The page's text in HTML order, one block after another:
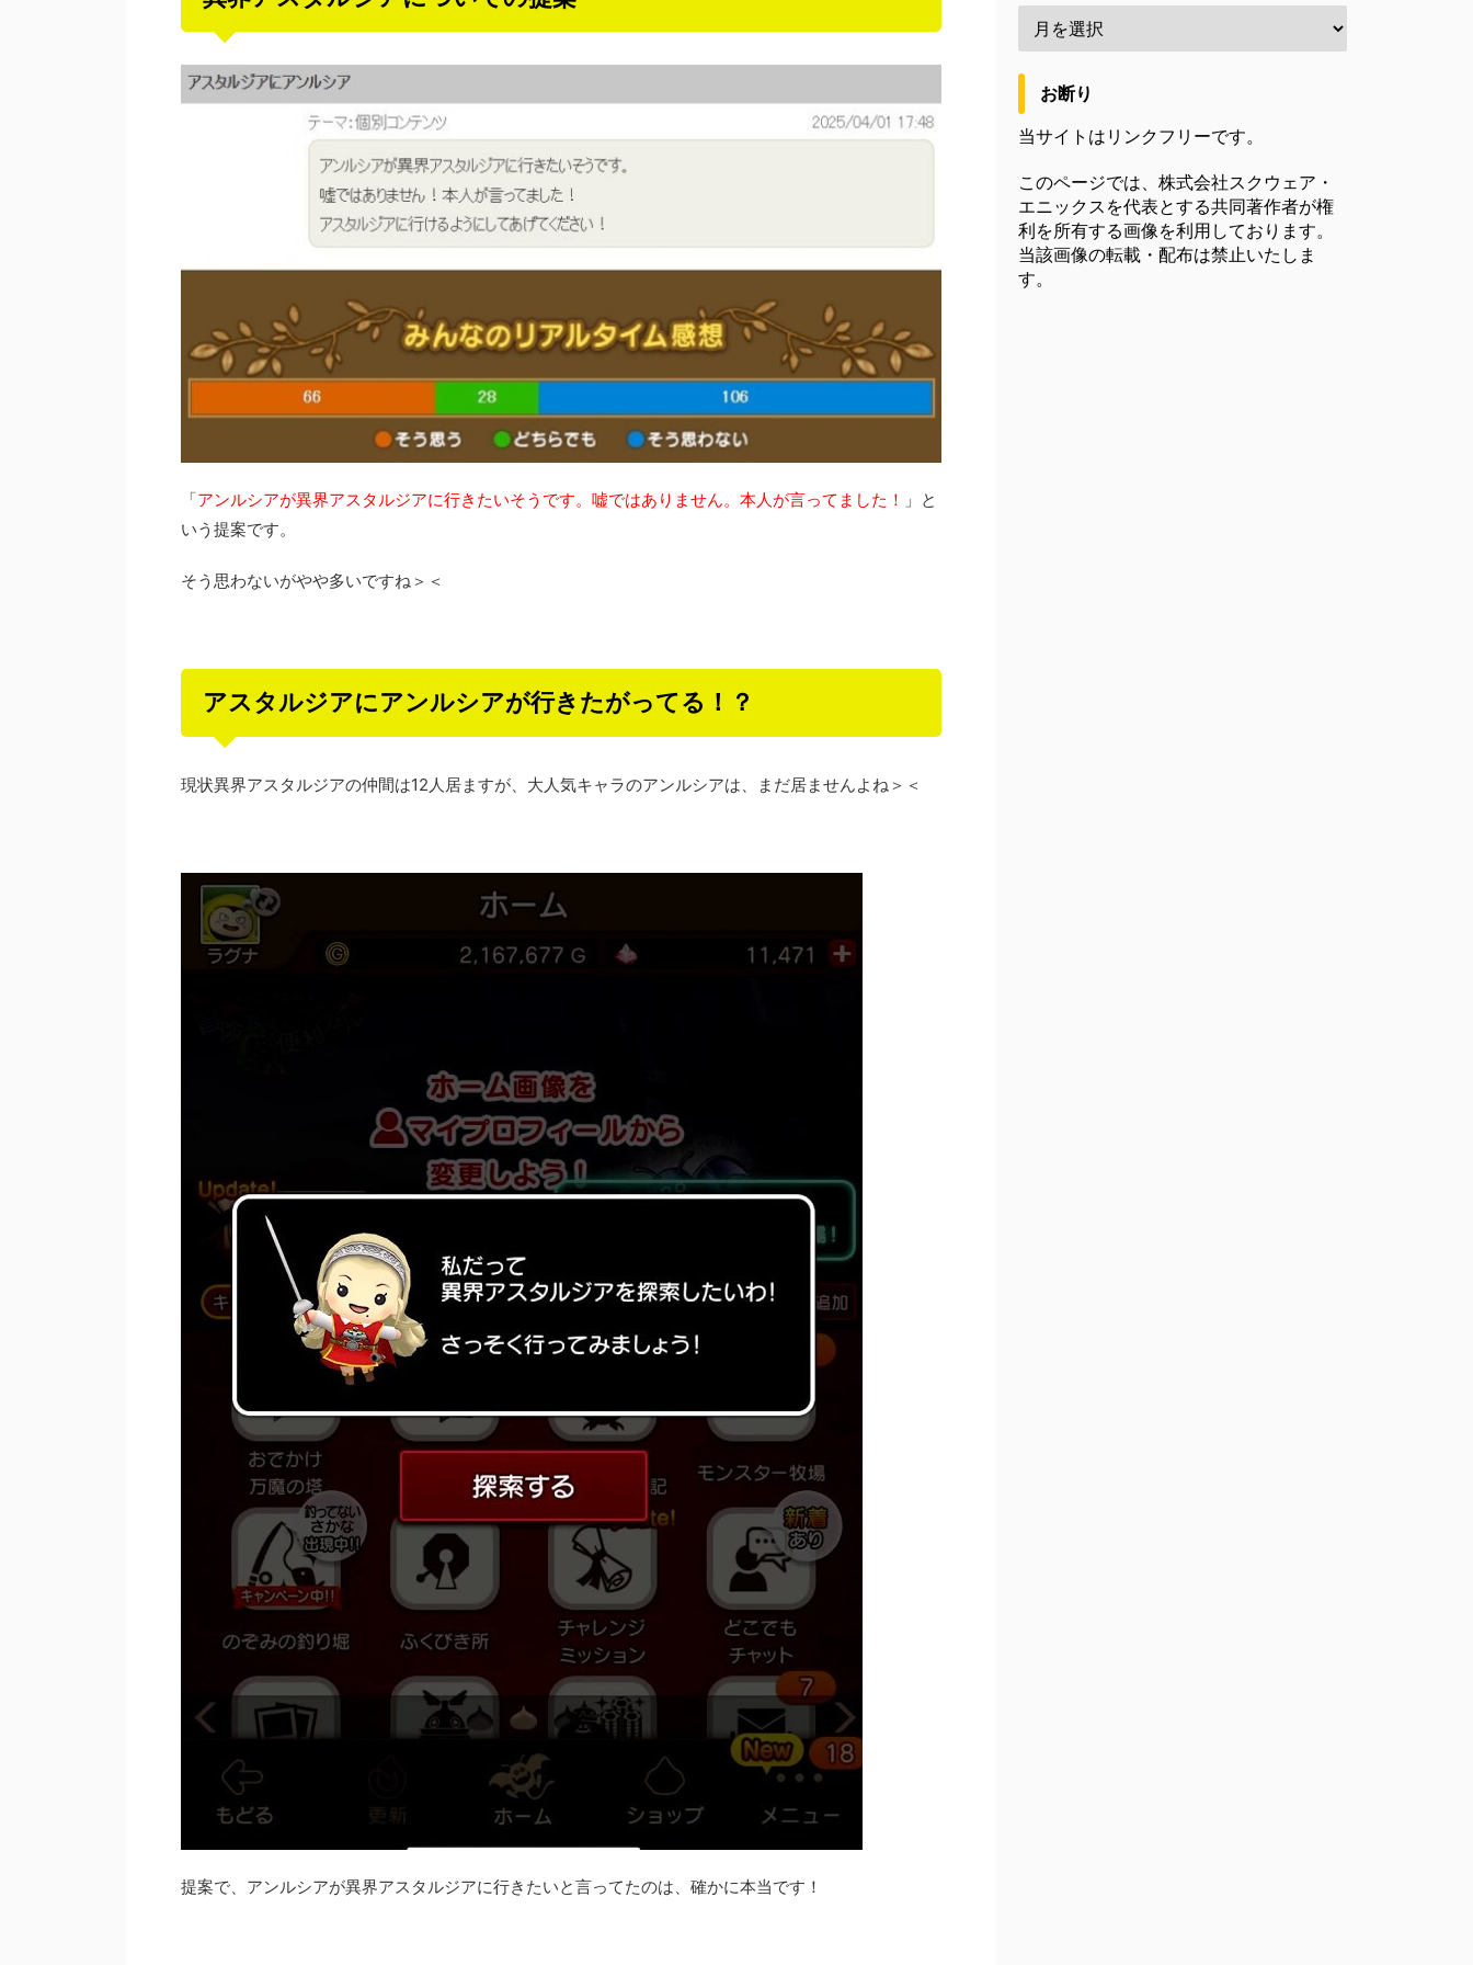
「アンルシアが異界アスタルジアに行きたいそうです。嘘ではありません。本人が言ってました！ 」と
いう提案です。
そう思わないがやや多いですね＞＜
アスタルジアにアンルシアが行きたがってる！？
現状異界アスタルジアの仲間は12人居ますが、大人気キャラのアンルシアは、まだ居ませんよね＞＜
提案で、アンルシアが異界アスタルジアに行きたいと言ってたのは、確かに本当です！
お断り
当サイトはリンクフリーです。
このページでは、株式会社スクウェア・
エニックスを代表とする共同著作者が権
利を所有する画像を利用しております。
当該画像の転載・配布は禁止いたしま
す。